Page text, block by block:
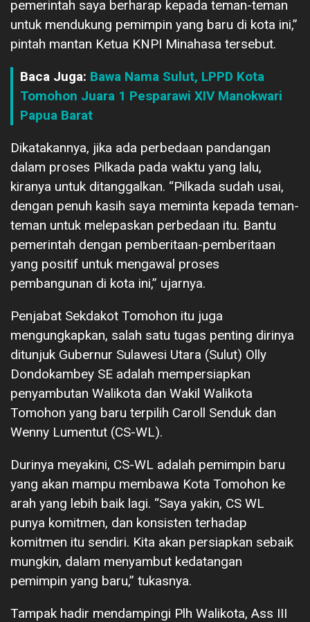
pemerintah saya berharap kepada teman-teman
untuk mendukung pemimpin yang baru di kota ini,”
pintah mantan Ketua KNPI Minahasa tersebut.
Baca Juga: Bawa Nama Sulut, LPPD Kota
Tomohon Juara 1 Pesparawi XIV Manokwari
Papua Barat
Dikatakannya, jika ada perbedaan pandangan
dalam proses Pilkada pada waktu yang lalu,
kiranya untuk ditanggalkan. “Pilkada sudah usai,
dengan penuh kasih saya meminta kepada teman-
teman untuk melepaskan perbedaan itu. Bantu
pemerintah dengan pemberitaan-pemberitaan
yang positif untuk mengawal proses
pembangunan di kota ini,” ujarnya.
Penjabat Sekdakot Tomohon itu juga
mengungkapkan, salah satu tugas penting dirinya
ditunjuk Gubernur Sulawesi Utara (Sulut) Olly
Dondokambey SE adalah mempersiapkan
penyambutan Walikota dan Wakil Walikota
Tomohon yang baru terpilih Caroll Senduk dan
Wenny Lumentut (CS-WL).
Durinya meyakini, CS-WL adalah pemimpin baru
yang akan mampu membawa Kota Tomohon ke
arah yang lebih baik lagi. “Saya yakin, CS WL
punya komitmen, dan konsisten terhadap
komitmen itu sendiri. Kita akan persiapkan sebaik
mungkin, dalam menyambut kedatangan
pemimpin yang baru,” tukasnya.
Tampak hadir mendampingi Plh Walikota, Ass III